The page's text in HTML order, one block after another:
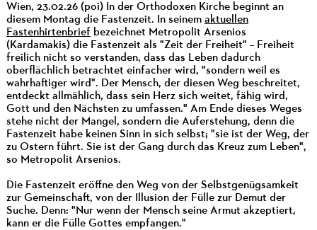
Wien, 23.02.26 (poi) In der Orthodoxen Kirche beginnt an
diesem Montag die Fastenzeit. In seinem aktuellen
Fastenhirtenbrief bezeichnet Metropolit Arsenios
(Kardamakis) die Fastenzeit als "Zeit der Freiheit" – Freiheit
freilich nicht so verstanden, dass das Leben dadurch
oberflächlich betrachtet einfacher wird, "sondern weil es
wahrhaftiger wird". Der Mensch, der diesen Weg beschreitet,
entdeckt allmählich, dass sein Herz sich weitet, fähig wird,
Gott und den Nächsten zu umfassen." Am Ende dieses Weges
stehe nicht der Mangel, sondern die Auferstehung, denn die
Fastenzeit habe keinen Sinn in sich selbst; "sie ist der Weg, der
zu Ostern führt. Sie ist der Gang durch das Kreuz zum Leben",
so Metropolit Arsenios.
Die Fastenzeit eröffne den Weg von der Selbstgenügsamkeit
zur Gemeinschaft, von der Illusion der Fülle zur Demut der
Suche. Denn: "Nur wenn der Mensch seine Armut akzeptiert,
kann er die Fülle Gottes empfangen."